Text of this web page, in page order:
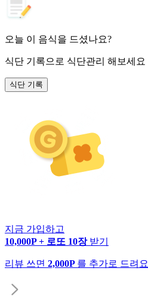
오늘 이 음식을 드셨나요?
식단 기록으로 식단관리 해보세요
식단 기록
지금 가입하고
10,000P + 로또 10장 받기
리뷰 쓰면 2,000P 를 추가로 드려요